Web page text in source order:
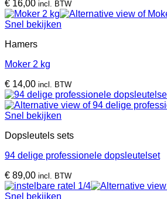
€ 16,00 incl. BTW
Snel bekijken
Hamers
Moker 2 kg
€ 14,00 incl. BTW
Snel bekijken
Dopsleutels sets
94 delige professionele dopsleutelset
€ 89,00 incl. BTW
Snel bekijken